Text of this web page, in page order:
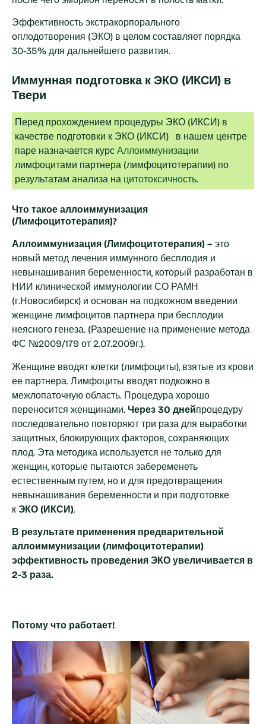
Эффективность экстракорпорального
оплодотворения (ЭКО) в целом составляет порядка
30-35% для дальнейшего развития.
Иммунная подготовка к ЭКО (ИКСИ) в
Твери
Перед прохождением процедуры ЭКО (ИКСИ) в
качестве подготовки к ЭКО (ИКСИ) в нашем центре
паре назначается курс Аллоиммунизации
лимфоцитами партнера (лимфоцитотерапии) по
результатам анализа на цитотоксичность.
Что такое аллоиммунизация
(Лимфоцитотерапия)?
Аллоиммунизация (Лимфоцитотерапия) – это
новый метод лечения иммунного бесплодия и
невынашивания беременности, который разработан в
НИИ клинической иммунологии СО РАМН
(г.Новосибирск) и основан на подкожном введении
женщине лимфоцитов партнера при бесплодии
неясного генеза. (Разрешение на применение метода
ФС №2009/179 от 2.07.2009г.).
Женщине вводят клетки (лимфоциты), взятые из крови
ее партнера. Лимфоциты вводят подкожно в
межлопаточную область. Процедура хорошо
переносится женщинами. Через 30 днейпроцедуру
последовательно повторяют три раза для выработки
защитных, блокирующих факторов, сохраняющих
плод. Эта методика используется не только для
женщин, которые пытаются забеременеть
естественным путем, но и для предотвращения
невынашивания беременности и при подготовке
к ЭКО (ИКСИ).
В результате применения предварительной
аллоиммунизации (лимфоцитотерапии)
эффективность проведения ЭКО увеличивается в
2-3 раза.
Потому что работает!